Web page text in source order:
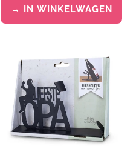
→ IN WINKELWAGEN